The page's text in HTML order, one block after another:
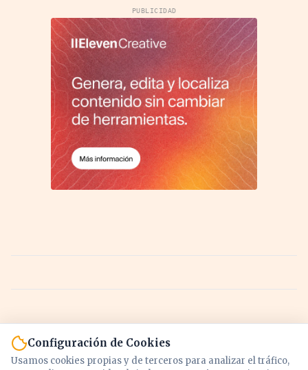
PUBLICIDAD
Configuración de Cookies
Usamos cookies propias y de terceros para analizar el tráfico,